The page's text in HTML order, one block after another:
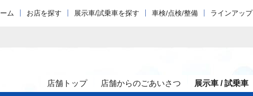
ム お店を探す 展示車/試乗車を探す 車検/点検/整備 ラインアップ
店舗トップ 店舗からのごあいさつ 展示車 / 試乗車